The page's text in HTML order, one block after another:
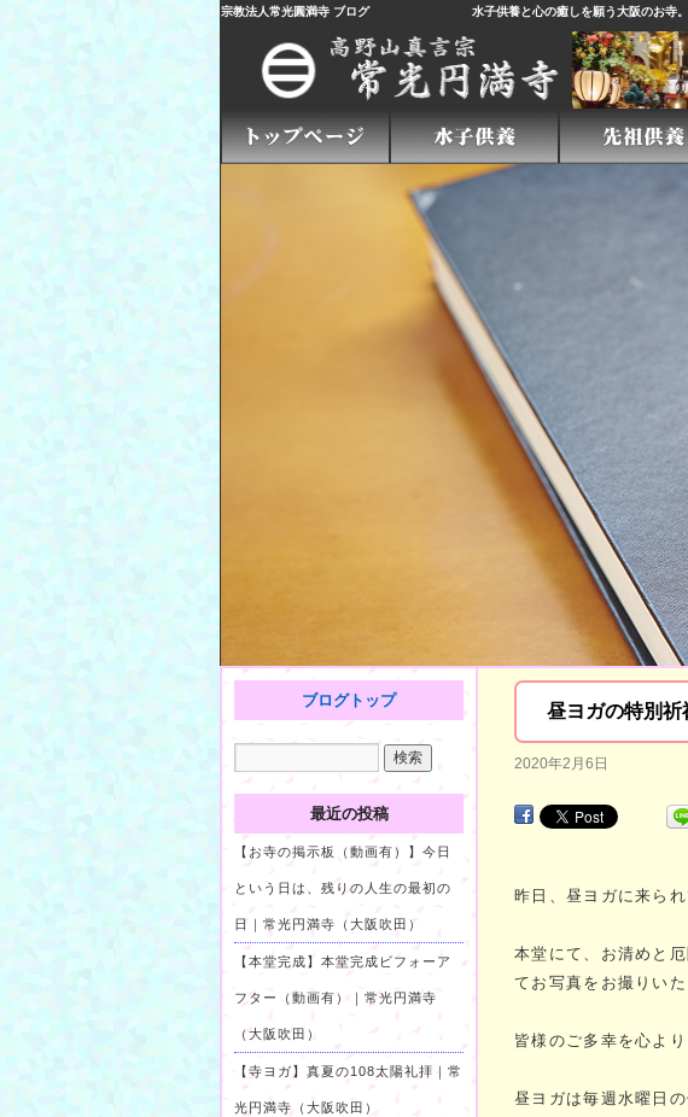
宗教法人常光圓満寺 ブログ 水子供養と心の癒しを願う大阪のお寺
昼ヨガの特別祈
2020年2月6日
昨日、昼ヨガに来ら
本堂にて、お清めと
てお写真をお撮りいた
皆様のご多幸を心よ
昼ヨガは毎週水曜日
ブログトップ
最近の投稿
【お寺の掲示板（動画有）】今日
という日は、残りの人生の最初の
日｜常光円満寺（大阪吹田）
【本堂完成】本堂完成ビフォーア
フター（動画有）｜常光円満寺
（大阪吹田）
【寺ヨガ】真夏の108太陽礼拝｜常
光円満寺（大阪吹田）